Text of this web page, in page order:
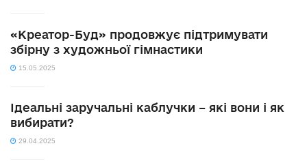
«Креатор-Буд» продовжує підтримувати
збірну з художньої гімнастики
15.05.2025
Ідеальні заручальні каблучки – які вони і як
вибирати?
29.04.2025